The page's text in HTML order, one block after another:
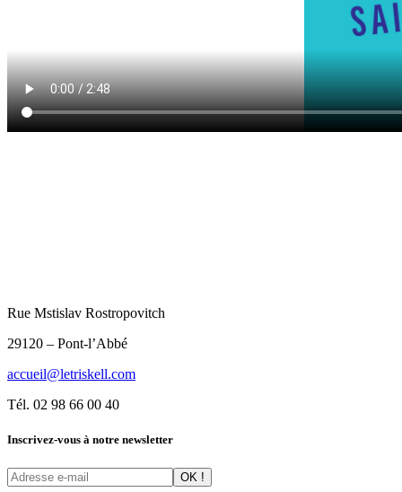
Rue Mstislav Rostropovitch
29120 – Pont-l’Abbé
accueil@letriskell.com
Tél. 02 98 66 00 40
Inscrivez-vous à notre newsletter